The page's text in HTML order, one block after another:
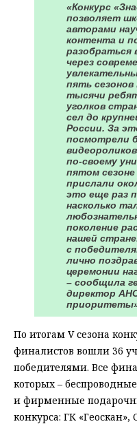
«Конкурс
позволяет
авторами
контента и
разобраться
через
пять сезонов
тысячи
уголков
сел до
России. За
посмотрели
по-своему
пятом
прислали
это еще раз
насколько
поколение
нашей
с
лично
церемонии
– сообщила
директор
По итогам V сезона
финалистов вошли 36
победителями. Все
которых –
и фирменные
конкурса: ГК